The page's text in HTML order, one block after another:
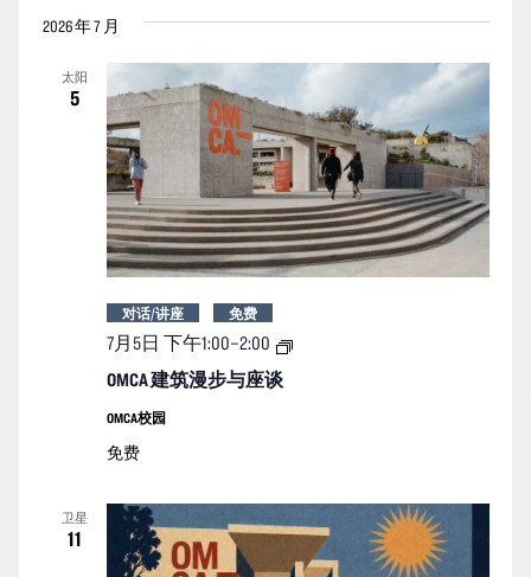
2026 年 7 月
太阳
5
OMCA 建筑漫步与座谈
7月5日 下午1:00–2:00
OMCA
对话/讲座 免费
OMCA校园
免费
卫星
11